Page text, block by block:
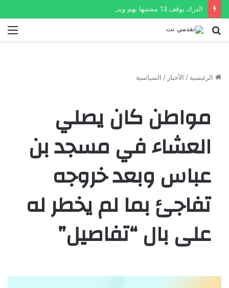
الدرك يوقف 13 مشتبها بهم ويفكك شبكتين لبيع المخدرات
بحث
الرئيسية / الأخبار / السياسية
مواطن كان يصلي
العشاء في مسجد بن
عباس وبعد خروجه
تفاجئ بما لم يخطر له
على بال “تفاصيل”